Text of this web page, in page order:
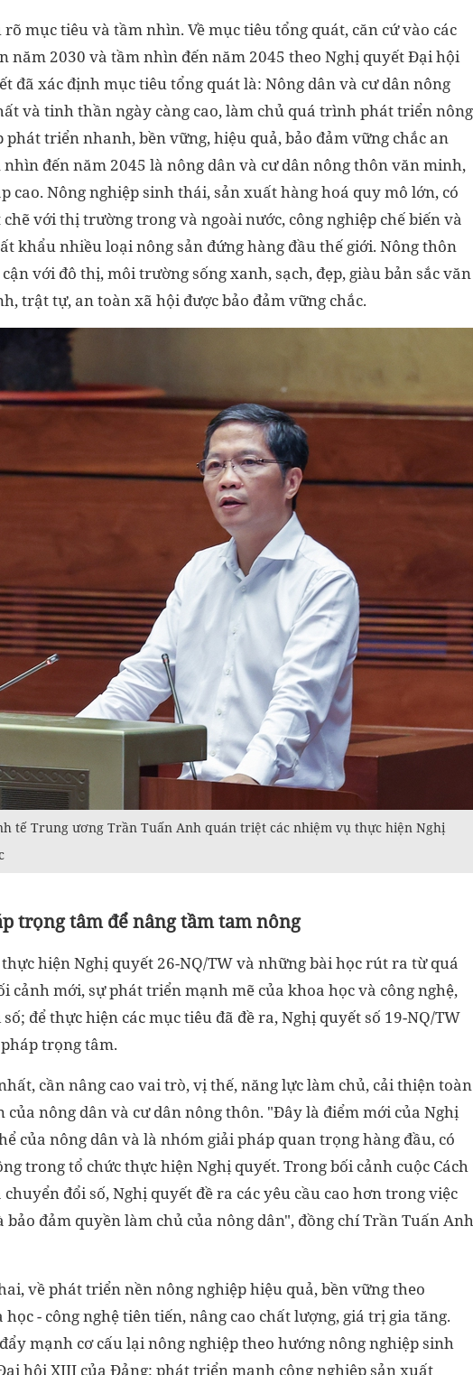
mục tiêu và tầm nhìn. Về mục tiêu tổng quát, căn cứ vào các
năm 2030 và tầm nhìn đến năm 2045 theo Nghị quyết Đại hội
đã xác định mục tiêu tổng quát là: Nông dân và cư dân nông
và tinh thần ngày càng cao, làm chủ quá trình phát triển nông
triển nhanh, bền vững, hiệu quả, bảo đảm vững chắc an
đến năm 2045 là nông dân và cư dân nông thôn văn minh,
cao. Nông nghiệp sinh thái, sản xuất hàng hoá quy mô lớn, có
với thị trường trong và ngoài nước, công nghiệp chế biến và
khẩu nhiều loại nông sản đứng hàng đầu thế giới. Nông thôn
với đô thị, môi trường sống xanh, sạch, đẹp, giàu bản sắc văn
trật tự, an toàn xã hội được bảo đảm vững chắc.
tế Trung ương Trần Tuấn Anh quán triệt các nhiệm vụ thực hiện Nghị
trọng tâm để nâng tầm tam nông
hiện Nghị quyết 26-NQ/TW và những bài học rút ra từ quá
cảnh mới, sự phát triển mạnh mẽ của khoa học và công nghệ,
để thực hiện các mục tiêu đã đề ra, Nghị quyết số 19-NQ/TW
trọng tâm.
cần nâng cao vai trò, vị thế, năng lực làm chủ, cải thiện toàn
nông dân và cư dân nông thôn. "Đây là điểm mới của Nghị
của nông dân và là nhóm giải pháp quan trọng hàng đầu, có
trong tổ chức thực hiện Nghị quyết. Trong bối cảnh cuộc Cách
đổi số, Nghị quyết đề ra các yêu cầu cao hơn trong việc
đảm quyền làm chủ của nông dân", đồng chí Trần Tuấn Anh
về phát triển nền nông nghiệp hiệu quả, bền vững theo
- công nghệ tiên tiến, nâng cao chất lượng, giá trị gia tăng.
mạnh cơ cấu lại nông nghiệp theo hướng nông nghiệp sinh
hội XIII của Đảng; phát triển mạnh công nghiệp sản xuất